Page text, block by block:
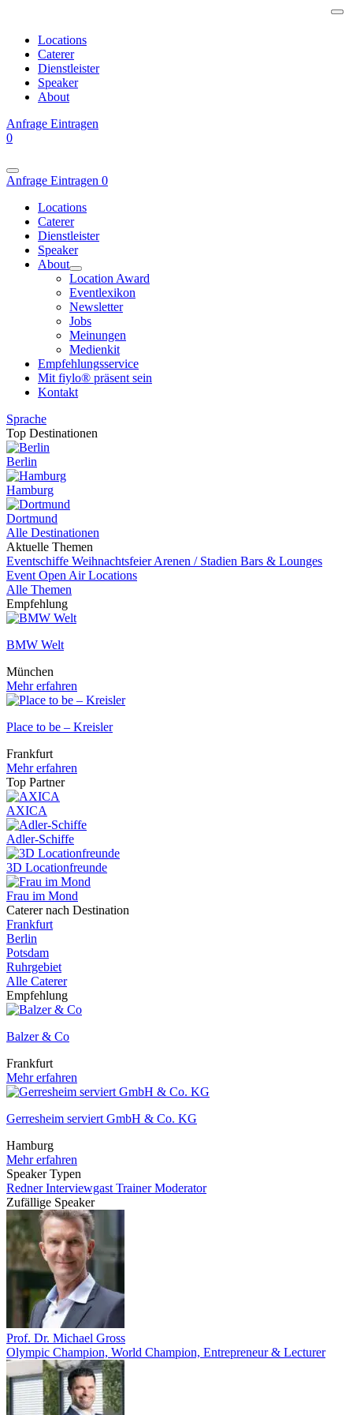
Locations
Caterer
Dienstleister
Speaker
About
Anfrage Eintragen
0
Anfrage Eintragen 0
Locations
Caterer
Dienstleister
Speaker
About
Location Award
Eventlexikon
Newsletter
Jobs
Meinungen
Medienkit
Empfehlungsservice
Mit fiylo® präsent sein
Kontakt
Sprache
Top Destinationen
Berlin
Hamburg
Dortmund
Alle Destinationen
Aktuelle Themen
Eventschiffe WeihnachtsfeierArenen / Stadien Bars & Lounges
Event Open Air Locations
Alle Themen
Empfehlung
BMW Welt
München
Mehr erfahren
Place to be – Kreisler
Frankfurt
Mehr erfahren
Top Partner
AXICA
Adler-Schiffe
3D Locationfreunde
Frau im Mond
Caterer nach Destination
Frankfurt
Berlin
Potsdam
Ruhrgebiet
Alle Caterer
Empfehlung
Balzer & Co
Frankfurt
Mehr erfahren
Gerresheim serviert GmbH & Co. KG
Hamburg
Mehr erfahren
Speaker Typen
RednerInterviewgast TrainerModerator
Zufällige Speaker
Prof. Dr. Michael Gross
Olympic Champion, World Champion, Entrepreneur & Lecturer